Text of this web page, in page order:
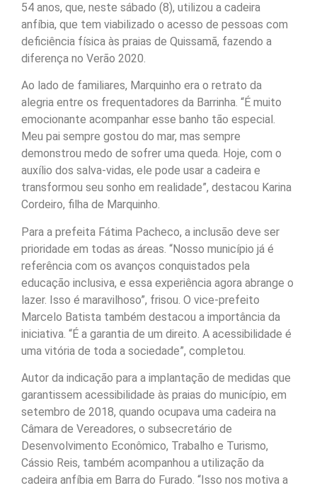
54 anos, que, neste sábado (8), utilizou a cadeira
anfíbia, que tem viabilizado o acesso de pessoas com
deficiência física às praias de Quissamã, fazendo a
diferença no Verão 2020.
Ao lado de familiares, Marquinho era o retrato da
alegria entre os frequentadores da Barrinha. “É muito
emocionante acompanhar esse banho tão especial.
Meu pai sempre gostou do mar, mas sempre
demonstrou medo de sofrer uma queda. Hoje, com o
auxílio dos salva-vidas, ele pode usar a cadeira e
transformou seu sonho em realidade”, destacou Karina
Cordeiro, filha de Marquinho.
Para a prefeita Fátima Pacheco, a inclusão deve ser
prioridade em todas as áreas. “Nosso município já é
referência com os avanços conquistados pela
educação inclusiva, e essa experiência agora abrange o
lazer. Isso é maravilhoso”, frisou. O vice-prefeito
Marcelo Batista também destacou a importância da
iniciativa. “É a garantia de um direito. A acessibilidade é
uma vitória de toda a sociedade”, completou.
Autor da indicação para a implantação de medidas que
garantissem acessibilidade às praias do município, em
setembro de 2018, quando ocupava uma cadeira na
Câmara de Vereadores, o subsecretário de
Desenvolvimento Econômico, Trabalho e Turismo,
Cássio Reis, também acompanhou a utilização da
cadeira anfíbia em Barra do Furado. “Isso nos motiva a